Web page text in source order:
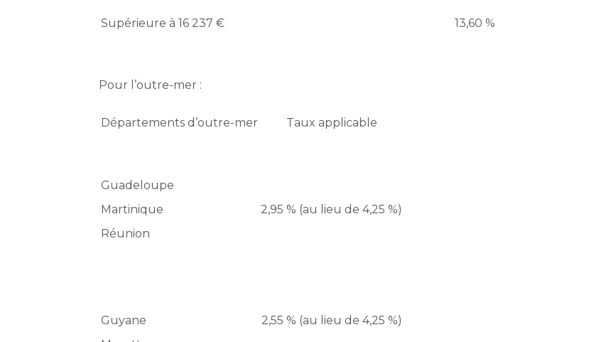
Supérieure à 16 237 € 13,60 %
Pour l’outre-mer :
Départements d’outre-mer Taux applicable
Guadeloupe
Martinique
Réunion
2,95 % (au lieu de 4,25 %)
Guyane
2,55 % (au lieu de 4,25 %)